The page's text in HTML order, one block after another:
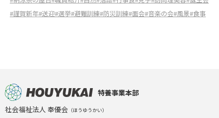
#謹賀新年#送迎#選挙#避難訓練#防災訓練#面会#音楽の会#風景#食事
特養事業本部
社会福祉法人 奉優会 （ほうゆうかい）